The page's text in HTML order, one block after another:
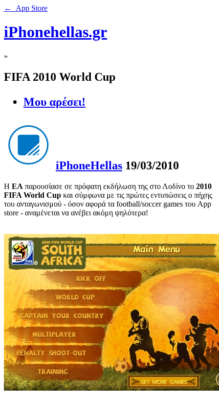
← App Store
iPhonehellas.gr
»
FIFA 2010 World Cup
Μου αρέσει!
iPhoneHellas 19/03/2010
Η EA παρουσίασε σε πρόφατη εκδήλωση της στο Λοδίνο το 2010
FIFA World Cup και σύμφωνα με τις πρώτες εντυπώσεις ο πήχης
του ανταγωνισμού - όσον αφορά τα football/soccer games του App
store - αναμένεται να ανέβει ακόμη ψηλότερα!